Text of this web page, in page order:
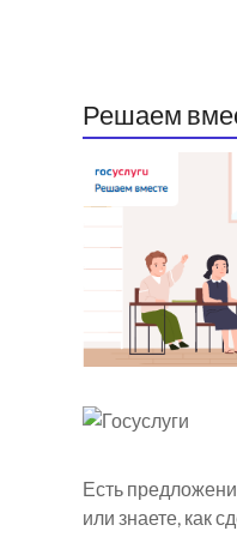
Решаем
Есть
или знаете, как